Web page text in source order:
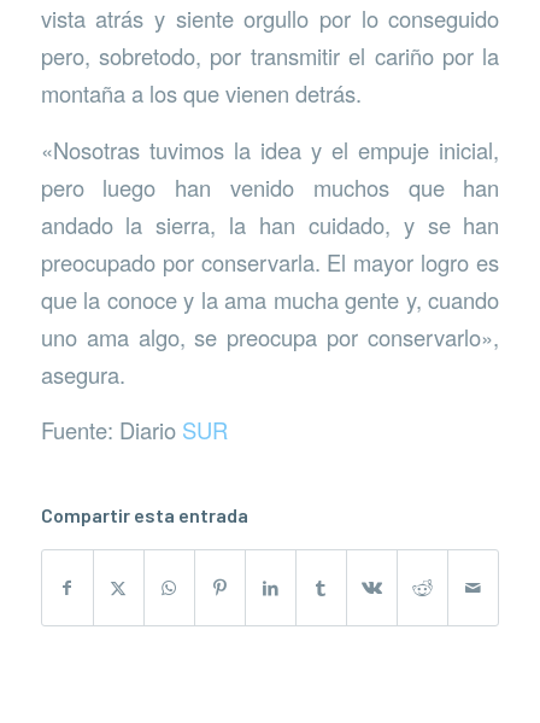
vista atrás y siente orgullo por lo conseguido
pero, sobretodo, por transmitir el cariño por la
montaña a los que vienen detrás.
«Nosotras tuvimos la idea y el empuje inicial,
pero luego han venido muchos que han
andado la sierra, la han cuidado, y se han
preocupado por conservarla. El mayor logro es
que la conoce y la ama mucha gente y, cuando
uno ama algo, se preocupa por conservarlo»,
asegura.
Fuente: Diario SUR
Compartir esta entrada